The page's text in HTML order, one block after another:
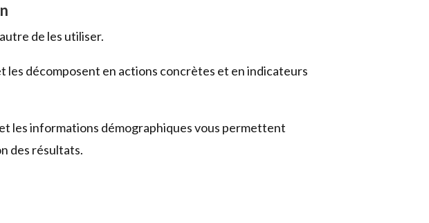
de les utiliser.
les décomposent en actions concrètes et en indicateurs
les informations démographiques vous permettent
des résultats.